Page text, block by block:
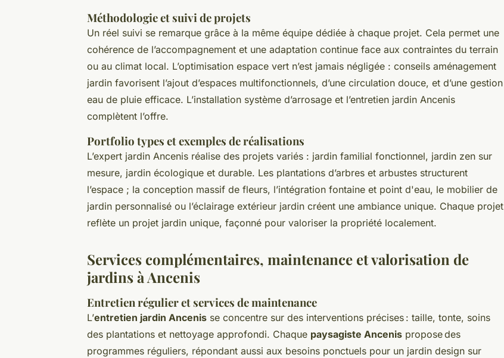
Méthodologie et suivi de projets
Un réel suivi se remarque grâce à la même équipe dédiée à chaque projet. Cela permet une
cohérence de l’accompagnement et une adaptation continue face aux contraintes du terrain
ou au climat local. L’optimisation espace vert n’est jamais négligée : conseils aménagement
jardin favorisent l’ajout d’espaces multifonctionnels, d’une circulation douce, et d’une gestion
eau de pluie efficace. L’installation système d’arrosage et l’entretien jardin Ancenis
complètent l’offre.
Portfolio types et exemples de réalisations
L’expert jardin Ancenis réalise des projets variés : jardin familial fonctionnel, jardin zen sur
mesure, jardin écologique et durable. Les plantations d’arbres et arbustes structurent
l’espace ; la conception massif de fleurs, l’intégration fontaine et point d'eau, le mobilier de
jardin personnalisé ou l’éclairage extérieur jardin créent une ambiance unique. Chaque projet
reflète un projet jardin unique, façonné pour valoriser la propriété localement.
Services complémentaires, maintenance et valorisation de
jardins à Ancenis
Entretien régulier et services de maintenance
L’entretien jardin Ancenis se concentre sur des interventions précises : taille, tonte, soins
des plantations et nettoyage approfondi. Chaque paysagiste Ancenis propose des
programmes réguliers, répondant aussi aux besoins ponctuels pour un jardin design sur